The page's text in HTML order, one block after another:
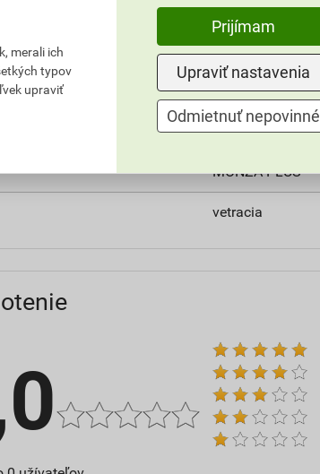
304 mm
1ks 3,9 kg
23 cm²
glazúra, lesklá
MONZA PLUS
vetracia
merali ich
typov
upraviť
Prijímam
Upraviť nastavenia
Odmietnuť nepovinné